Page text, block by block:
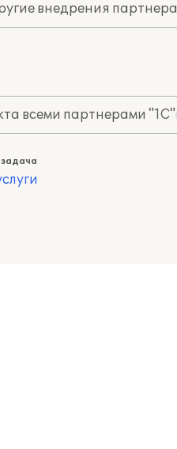
внедрения партнера
всеми партнерами "1С"